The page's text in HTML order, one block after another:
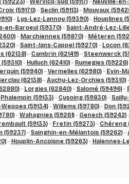
(59223) - Wervicq-Sud (59117) - Neuville-
(59170) - Seclin (59113) - Mouvaux
- Lys-Lez-Lannoy (59390) - Houplines
en-Baroeul (59370) - Saint-André-Lez-
- Marchiennes (59870) - Méteren
- Saint-Jans-Cappel (59270) - Locon
(62138) - Cambrin (62149) - Steenwerck
- Hulluch (62410) - Rumegies (59226)
(59940) - Vermelles (62980) - Evin-
(62138) - Auchy-Lez-Orchies (59310) -
- Lorgies (62840) - Salomé (59496) -
Phalempin (59133) - Cysoing (59830) -
(59134) - Willems (59780) - Don
- Wahagnies (59261) - Genech (59242)
(59133) - Fretin (59273) - Chéreng
(59237) - Sainghin-en-Mélantois (59262) -
- Houplin-Ancoisne (59263) - Halennes-
de suivi